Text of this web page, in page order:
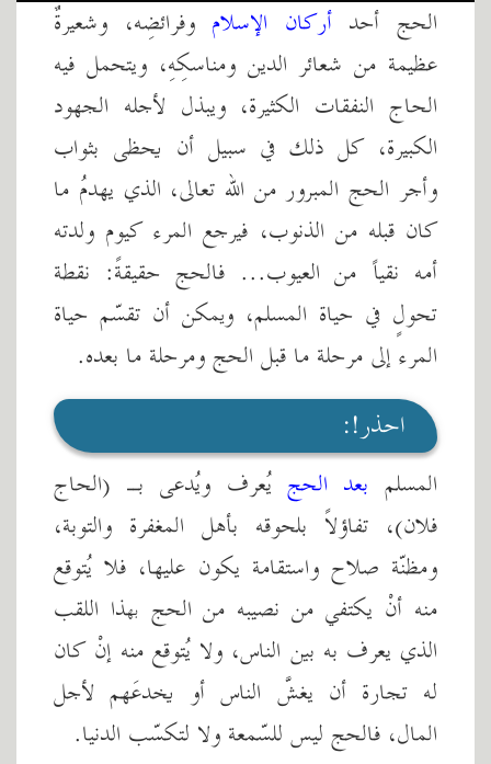
الحج أحدأركان الإسلام وفرائضِه، وشعيرةٌ
عظيمة من شعائر الدين ومناسكِهِ، ويتحمل فيه
الحاج النفقات الكثيرة، ويبذل لأجله الجهود
الكبيرة، كل ذلك في سبيل أن يحظى بثواب
وأجر الحج المبرور من الله تعالى، الذي يهدمُ ما
كان قبله من الذنوب، فيرجع المرء كيوم ولدته
أمه نقياً من العيوب... فالحج حقيقةً: نقطة
تحولٍ في حياة المسلم، ويمكن أن تقسّم حياة
المرء إلى مرحلة ما قبل الحج ومرحلة ما بعده.
احذر!:
المسلم بعد الحج يُعرف ويُدعى بــ (الحاج
فلان)، تفاؤلاً بلحوقه بأهل المغفرة والتوبة،
ومظنّة صلاح واستقامة يكون عليها، فلا يُتوقع
منه أنْ يكتفي من نصيبه من الحج بهذا اللقب
الذي يعرف به بين الناس، ولا يُتوقع منه إنْ كان
له تجارة أن يغشَّ الناس أو يخدعَهم لأجل
المال، فالحج ليس للسّمعة ولا لتكسّب الدنيا.